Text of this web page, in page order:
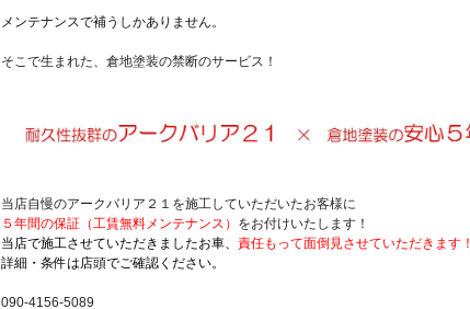
メンテナンスで補うしかありません。
そこで生まれた、倉地塗装の禁断のサービス！
当店自慢のアークバリア２１を施工していただいたお客様に
５年間の保証（工賃無料メンテナンス） をお付けいたします！
当店で施工させていただきましたお車、 責任もって面倒見させていただきます！
詳細・条件は店頭でご確認ください。
090-4156-5089